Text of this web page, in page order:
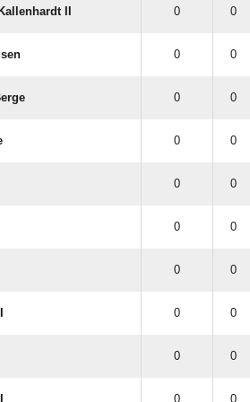
II 0 0
0 0
0 0
0 0
0 0
0 0
0 0
0 0
0 0
0 0